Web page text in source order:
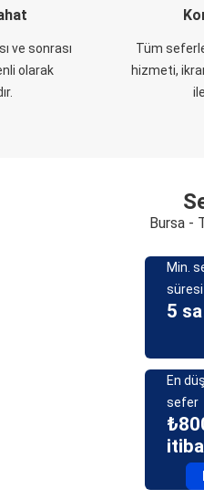
ve sonrası
olarak
Tüm
hizmeti,
Bursa -
Min.
süresi
5
En
sefer